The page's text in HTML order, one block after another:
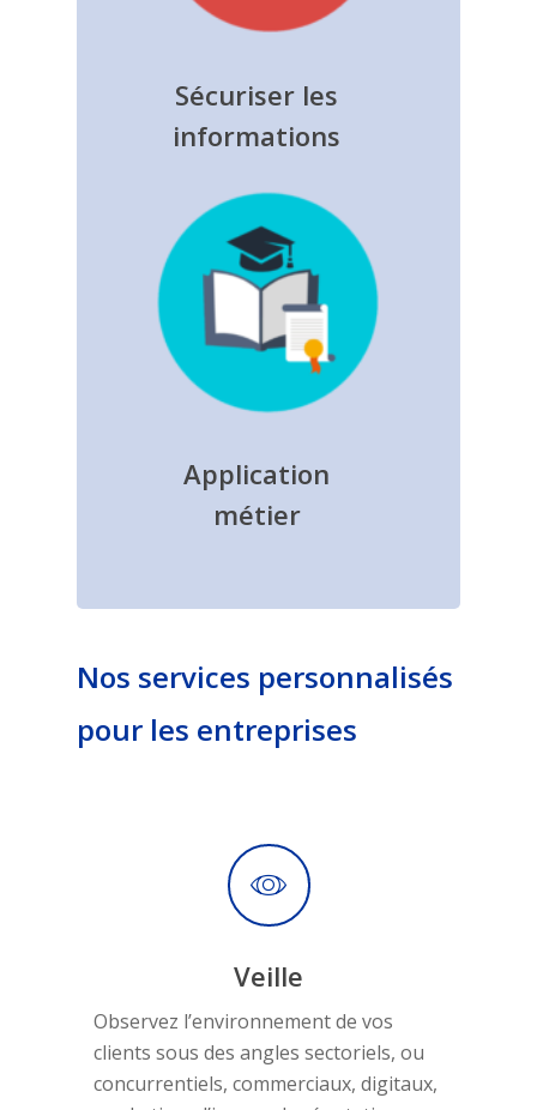
Sécuriser les
informations
Application
métier
Nos services personnalisés
pour les entreprises
Veille
Observez l’environnement de vos
clients sous des angles sectoriels, ou
concurrentiels, commerciaux, digitaux,